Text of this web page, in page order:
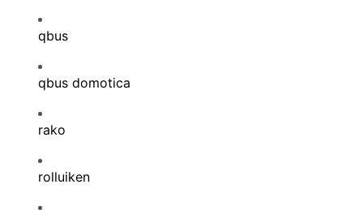
qbus
qbus domotica
rako
rolluiken